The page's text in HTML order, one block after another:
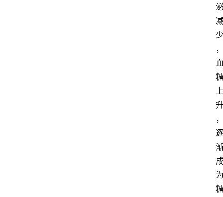
泌
减
少
，
血
糖
上
升
，
逐
渐
成
为
糖